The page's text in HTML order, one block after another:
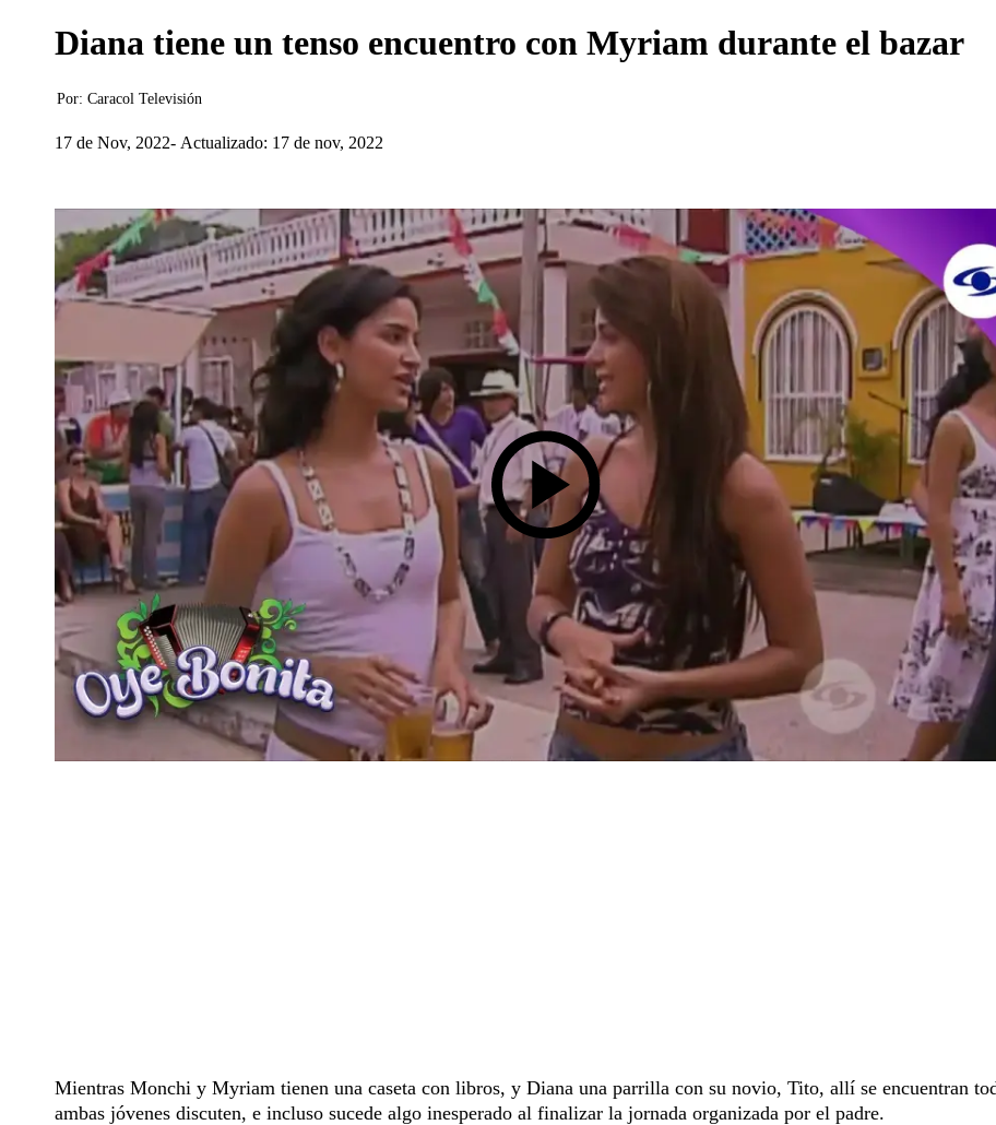
Diana tiene un tenso encuentro con Myriam durante el bazar
Por: Caracol Televisión
17 de Nov, 2022 Actualizado: 17 de nov, 2022
Mientras Monchi y Myriam tienen una caseta con libros, y Diana una parrilla con su novio, Tito, allí se encuentran
ambas jóvenes discuten, e incluso sucede algo inesperado al finalizar la jornada organizada por el padre.